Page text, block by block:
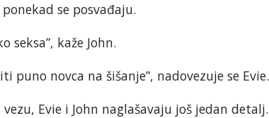
se posvađaju.
seksa”, kaže John.
puno novca na šišanje”, nadovezuje se Evie.
Evie i John naglašavaju još jedan detalj.